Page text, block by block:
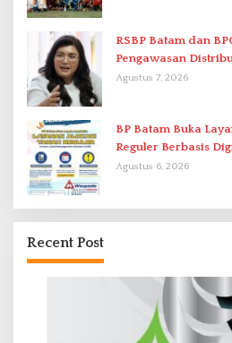
RSBP Batam dan
Pengawasan
Kefarmasian
Agustus 7, 2026
BP Batam Buka
Reguler Berbasis
Agustus 6, 2026
Recent Post